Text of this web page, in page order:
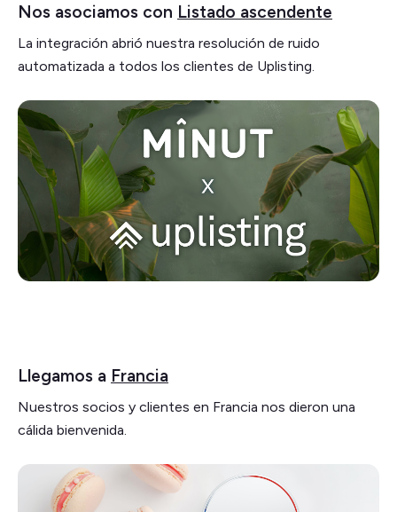
Nos asociamos con Listado ascendente
La integración abrió nuestra resolución de ruido
automatizada a todos los clientes de Uplisting.
Llegamos a Francia
Nuestros socios y clientes en Francia nos dieron una
cálida bienvenida.